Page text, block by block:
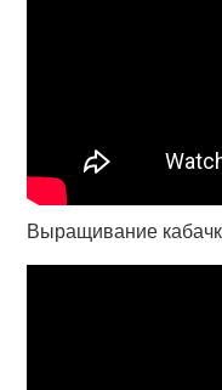
Выращивание